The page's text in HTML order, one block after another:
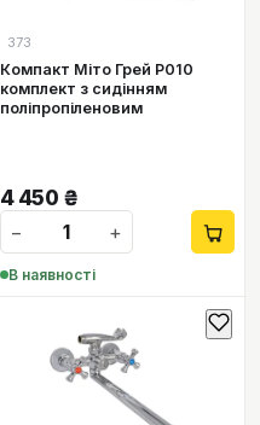
373
Компакт Міто Грей P010
комплект з сидінням
поліпропіленовим
4 450 ₴
−
+
В наявності